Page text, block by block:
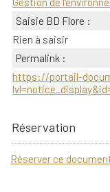
Saisie BD Flore :
Rien à saisir
Permalink :
https://portail-
Réservation
Réserver ce